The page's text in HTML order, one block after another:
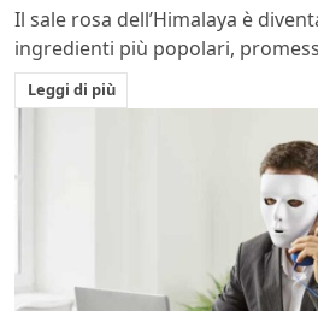
Il sale rosa dell’Himalaya è
ingredienti più popolari,
Leggi di più